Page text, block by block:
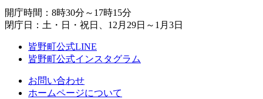
開庁時間：8時30分～17時15分
閉庁日：土・日・祝日、12月29日～1月3日
皆野町公式LINE
皆野町公式インスタグラム
お問い合わせ
ホームページについて